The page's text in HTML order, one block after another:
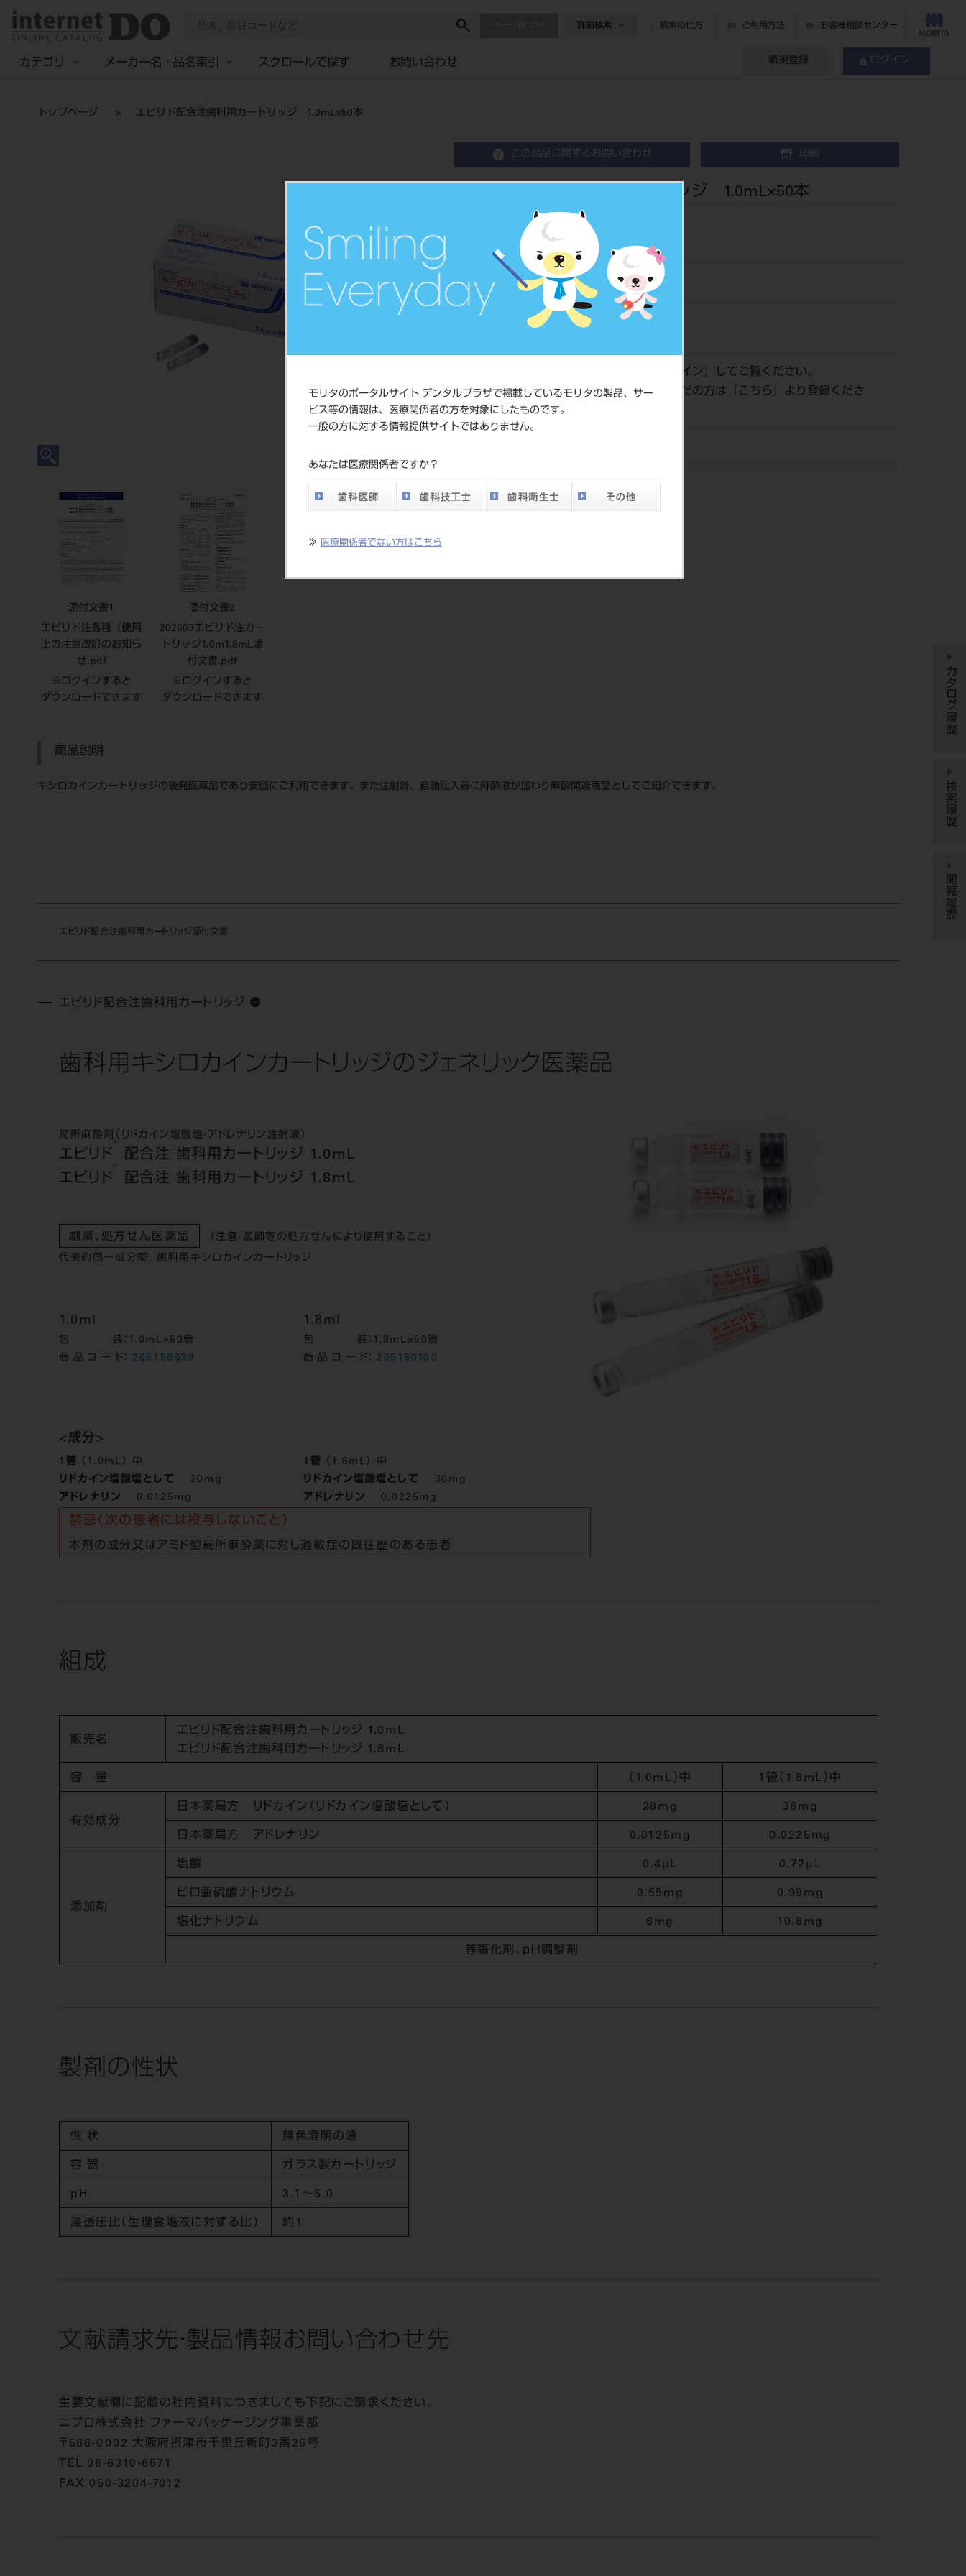
モリタのポータルサイト デンタルプラザで掲載しているモリタの製品、サー
ビス等の情報は、医療関係者の方を対象にしたものです。
一般の方に対する情報提供サイトではありません。
あなたは医療関係者ですか？
≫ 医療関係者でない方はこちら
詳細検索 検索の仕方 ご利用方法 お客様相談センター
カテゴリ メーカー名・品名索引 スクロールで探す お問い合わせ 新規登録 ログイン
トップページ エピリド配合注歯科用カートリッジ 1.0mL×50本
この商品に関するお問い合わせ 印刷
エピリド配合注歯科用カートリッジ 1.0mL×50本
Topical Anesthetic
品目コード 205150039
JAN/EANコー
4987190120427
標準価格
ログイン 』してご覧ください。
ネット会員登録がまだの方は『
こちら
』より登録くださ
添付文書1
エピリド注各種（使用
上の注意改訂のお知ら
せ.pdf
※ログインすると
ダウンロードできます
添付文書2
202603エピリド注カー
トリッジ1.0m1.8mL添
付文書.pdf
※ログインすると
ダウンロードできます
商品説明
キシロカインカートリッジの後発医薬品であり安価にご利用できます。また注射針、自動注入器に麻酔液が加わり麻酔関連商品としてご紹介できます。
エピリド配合注歯科用 カートリッジ 添付文書
エピリド配合注歯科用カートリッジ
歯科用キシロカインカートリッジのジェネリック医薬品
局所麻酔剤（リドカイン塩酸塩・アドレナリン注射液）
エピリド
®
配合注 歯科用カートリッジ 1.0mL
エピリド
®
配合注 歯科用カートリッジ 1.8mL
劇薬、処方せん医薬品 （注意-医師等の処方せんにより使用すること）
代表的同一成分薬: 歯科用キシロカインカートリッジ
1.0ml
包装 ：1.0mL×50管
商品コード ： 205150039
1.8ml
包装 ：1.8mL×50管
商品コード ： 205150100
<成分>
1管
（1.0mL） 中
リドカイン塩酸塩として
20mg
アドレナリン
0.0125mg
1管
（1.8mL） 中
リドカイン塩酸塩として
36mg
アドレナリン
0.0225mg
禁忌（次の患者には投与しないこと）
本剤の成分又はアミド型局所麻酔薬に対し過敏症の既往歴のある患者
組成
販売名
エピリド配合注歯科用カートリッジ 1.0mL
エピリド配合注歯科用カートリッジ 1.8mL
容 量 （1.0mL）中 1管（1.8mL）中
有効成分
日本薬局方 リドカイン（リドカイン塩酸塩として） 20mg 36mg
日本薬局方 アドレナリン 0.0125mg 0.0225mg
添加剤
塩酸 0.4µL 0.72µL
ピロ亜硫酸ナトリウム 0.55mg 0.99mg
塩化ナトリウム 6mg 10.8mg
等張化剤、ｐＨ調整剤
製剤の性状
性 状 無色澄明の液
容 器 ガラス製カートリッジ
pH 3.1〜5.0
浸透圧比 （生理食塩液に 対する比） 約1
文献請求先・製品情報お問い合わせ先
主要文献欄に記載の社内資料につきましても下記にご請求ください。
ニプロ株式会社 ファーマパッケージング事業部
〒566-0002 大阪府摂津市千里丘新町3番26号
TEL 06-6310-6571
FAX 050-3204-7012
カタログ履歴
検索履歴
閲覧履歴